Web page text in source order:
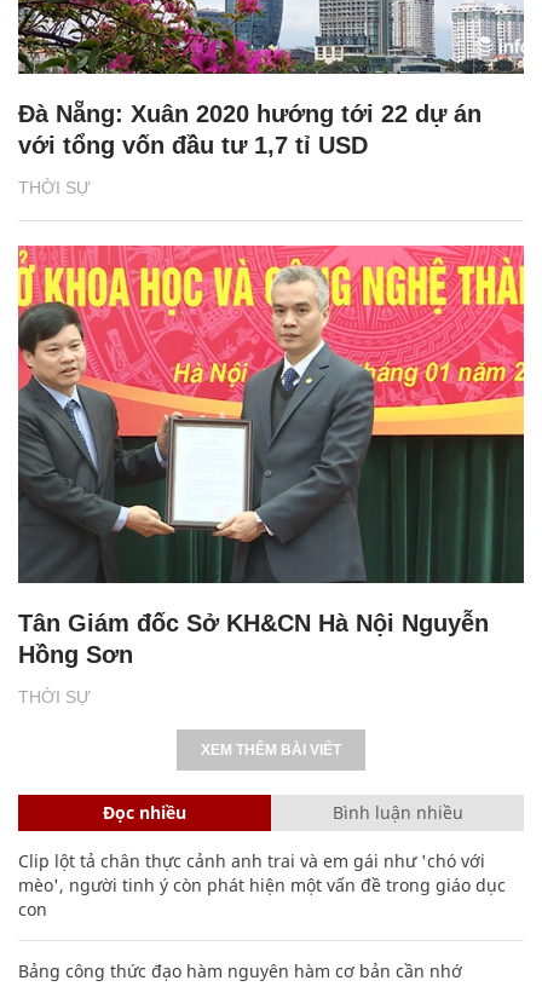
THỜI SỰ
Đà Nẵng: Xuân 2020 hướng tới 22 dự án
với tổng vốn đầu tư 1,7 tỉ USD
THỜI SỰ
Tân Giám đốc Sở KH&CN Hà Nội Nguyễn
Hồng Sơn
XEM THÊM BÀI VIẾT
Đọc nhiều Bình luận nhiều
Clip lột tả chân thực cảnh anh trai và em gái như 'chó với
mèo', người tinh ý còn phát hiện một vấn đề trong giáo dục
con
Bảng công thức đạo hàm nguyên hàm cơ bản cần nhớ